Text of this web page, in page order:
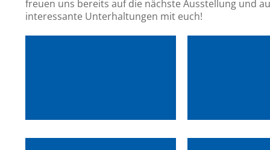
Abschließend möchten wir uns bei allen Besuchern
großartigen Gespräche und ihren Besuch bedanken.
Hersteller bedeutet die Internationale